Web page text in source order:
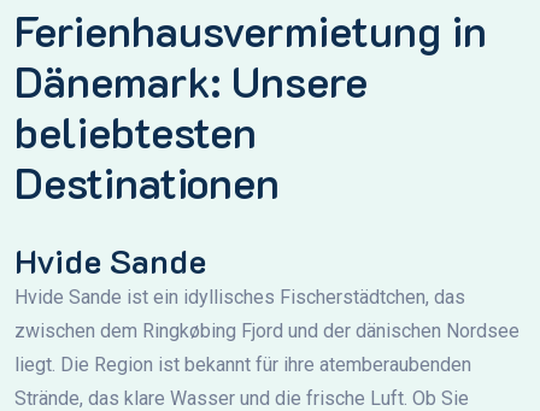
Ferienhausvermietung in
Dänemark: Unsere
beliebtesten
Destinationen
Hvide Sande
Hvide Sande ist ein idyllisches Fischerstädtchen, das
zwischen dem Ringkøbing Fjord und der dänischen Nordsee
liegt. Die Region ist bekannt für ihre atemberaubenden
Strände, das klare Wasser und die frische Luft. Ob Sie